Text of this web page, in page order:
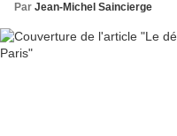
Par Jean-Michel Saincierge